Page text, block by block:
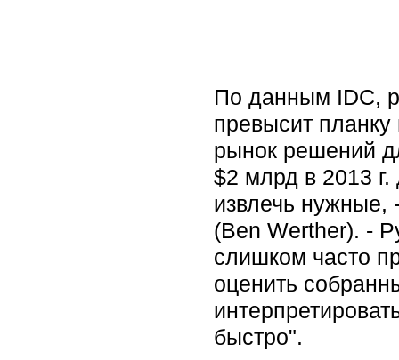
По данным IDC,
превысит
рынок решений
$2 млрд в 2013
извлечь нужные,
(Ben Werther). -
слишком часто
оценить
быстро".